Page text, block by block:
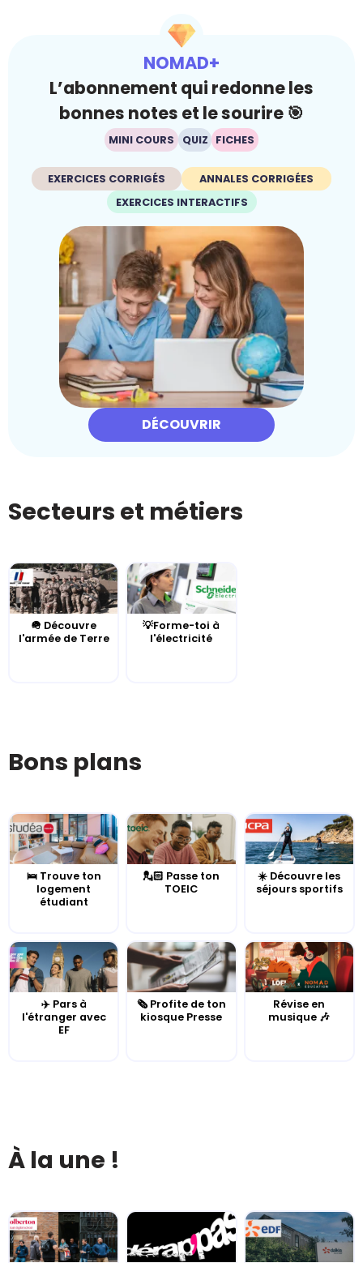
NOMAD+
L’abonnement qui redonne les
bonnes notes et le sourire 🎯
MINI COURS QUIZ FICHES
EXERCICES CORRIGÉS
ANNALES CORRIGÉES
EXERCICES INTERACTIFS
DÉCOUVRIR
Secteurs et métiers
🪖 Découvre
l'armée de Terre
💡Forme-toi à
l'électricité
Bons plans
🛌 Trouve ton
logement
étudiant
💂🏻 Passe ton
TOEIC
☀️ Découvre les
séjours sportifs
✈️ Pars à
l'étranger avec
EF
🗞️ Profite de ton
kiosque Presse
Révise en
musique 🎶
À la une !